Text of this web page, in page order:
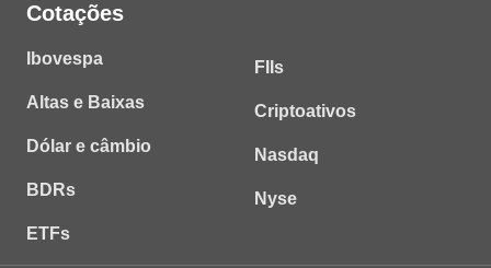
Cotações
Ibovespa
Altas e Baixas
Dólar e câmbio
BDRs
ETFs
FIIs
Criptoativos
Nasdaq
Nyse